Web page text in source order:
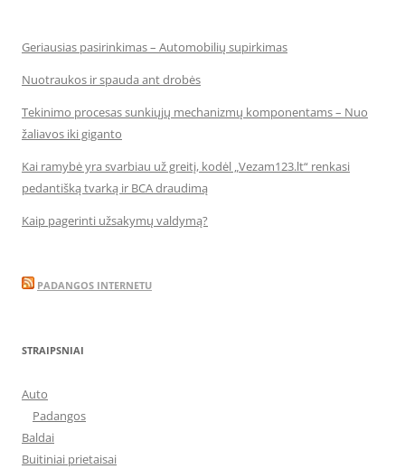
Geriausias pasirinkimas – Automobilių supirkimas
Nuotraukos ir spauda ant drobės
Tekinimo procesas sunkiųjų mechanizmų komponentams – Nuo
žaliavos iki giganto
Kai ramybė yra svarbiau už greitį, kodėl „Vezam123.lt“ renkasi
pedantišką tvarką ir BCA draudimą
Kaip pagerinti užsakymų valdymą?
PADANGOS INTERNETU
STRAIPSNIAI
Auto
Padangos
Baldai
Buitiniai prietaisai